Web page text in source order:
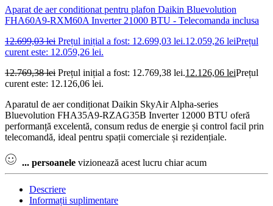
Aparat de aer conditionat pentru plafon Daikin Bluevolution
FHA60A9-RXM60A Inverter 21000 BTU - Telecomanda inclusa
12.699,03lei Prețul inițial a fost: 12.699,03 lei.12.059,26 leiPrețul
curent este: 12.059,26 lei.
12.769,38lei Prețul inițial a fost: 12.769,38 lei.12.126,06 leiPrețul
curent este: 12.126,06 lei.
Aparatul de aer condiționat Daikin SkyAir Alpha-series
Bluevolution FHA35A9-RZAG35B Inverter 12000 BTU oferă
performanță excelentă, consum redus de energie și control facil prin
telecomandă, ideal pentru spații comerciale și rezidențiale.
... persoanele vizionează acest lucru chiar acum
Descriere
Informații suplimentare